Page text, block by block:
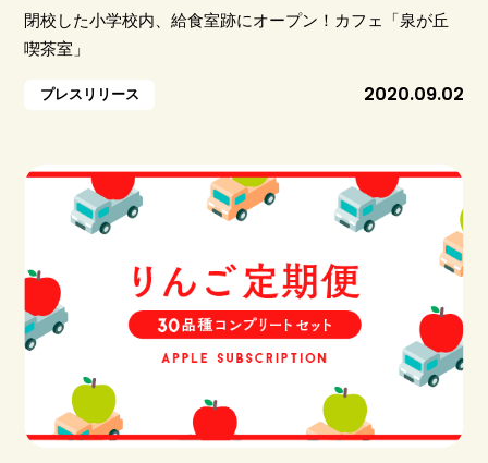
閉校した小学校内、給食室跡にオープン！カフェ「泉が丘
喫茶室」
プレスリリース 2020.09.02